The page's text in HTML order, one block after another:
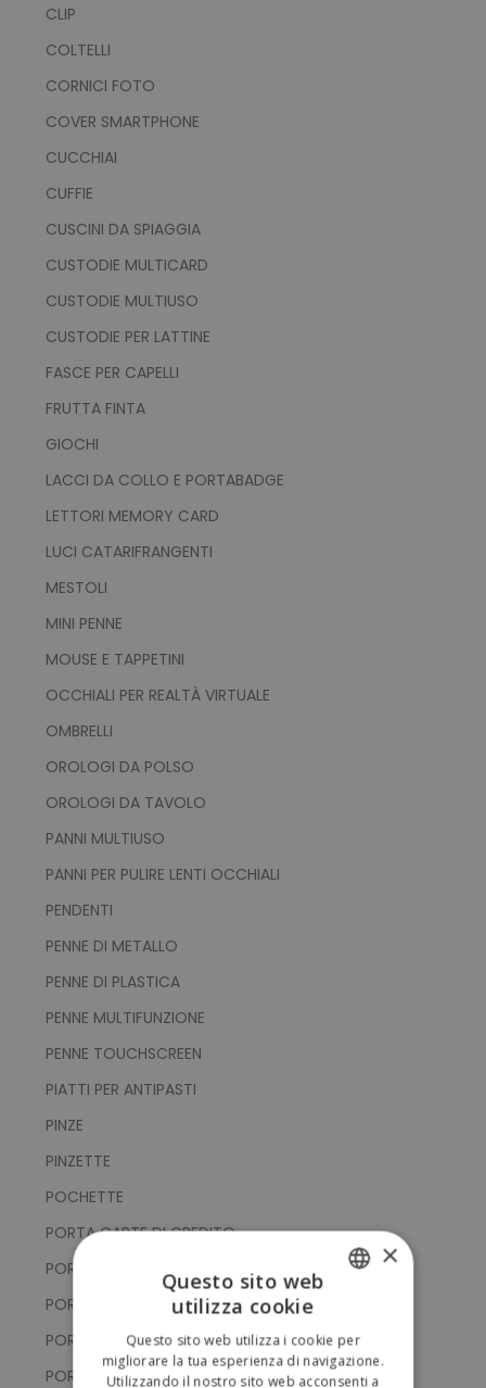
CLIP
COLTELLI
CORNICI FOTO
COVER SMARTPHONE
CUCCHIAI
CUFFIE
CUSCINI DA SPIAGGIA
CUSTODIE MULTICARD
CUSTODIE MULTIUSO
CUSTODIE PER LATTINE
FASCE PER CAPELLI
FRUTTA FINTA
GIOCHI
LACCI DA COLLO E PORTABADGE
LETTORI MEMORY CARD
LUCI CATARIFRANGENTI
MESTOLI
MINI PENNE
MOUSE E TAPPETINI
OCCHIALI PER REALTÀ VIRTUALE
OMBRELLI
OROLOGI DA POLSO
OROLOGI DA TAVOLO
PANNI MULTIUSO
PANNI PER PULIRE LENTI OCCHIALI
PENDENTI
PENNE DI METALLO
PENNE DI PLASTICA
PENNE MULTIFUNZIONE
PENNE TOUCHSCREEN
PIATTI PER ANTIPASTI
PINZE
PINZETTE
POCHETTE
PORTA CARTE DI CREDITO
PORTA CELLULARE
PORTACHIAVI CON GETTONE
PORTACHIAVI CON PUNTATORE TOUCH
PORTACHIAVI CON SUPPORTO SMARTPHONE
ENGLISH
×
Questo sito web
utilizza cookie
Questo sito web utilizza i cookie per
migliorare la tua esperienza di navigazione.
Utilizzando il nostro sito web acconsenti a